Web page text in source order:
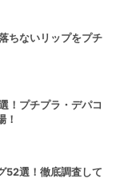
ちないリップをプチ
！プチプラ・デパコ
！
52選！徹底調査して